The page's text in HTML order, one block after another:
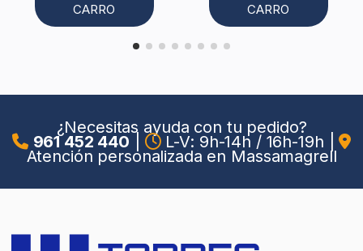
CARRO
CARRO
¿Necesitas ayuda con tu pedido?
961 452 440 L-V: 9h-14h / 16h-19h
Atención personalizada en Massamagrell